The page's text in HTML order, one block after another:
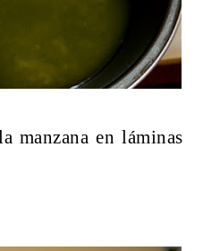
manzana en láminas